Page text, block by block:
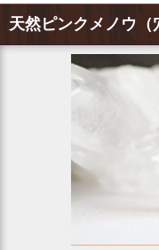
天然ピンクメノウ（